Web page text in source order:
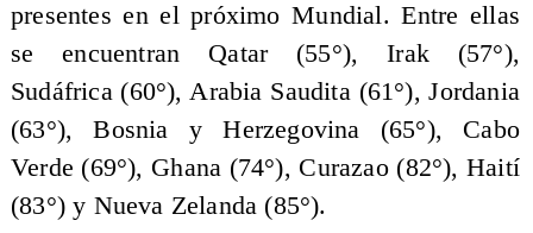
presentes en el próximo Mundial. Entre ellas
se encuentran Qatar (55°), Irak (57°),
Sudáfrica (60°), Arabia Saudita (61°), Jordania
(63°), Bosnia y Herzegovina (65°), Cabo
Verde (69°), Ghana (74°), Curazao (82°), Haití
(83°) y Nueva Zelanda (85°).